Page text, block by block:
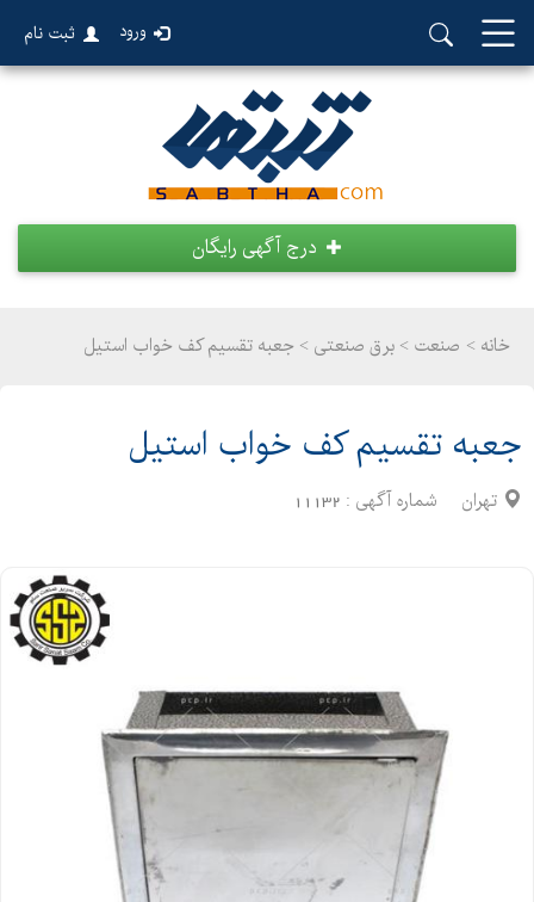
ورود ثبت نام
درج آگهی رایگان
خانه > صنعت > برق صنعتی > جعبه تقسیم کف خواب استیل
جعبه تقسیم کف خواب استیل
تهران شماره آگهی : 11132